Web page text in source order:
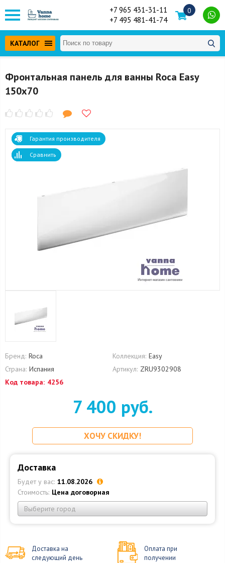
+7 965 431-31-11
+7 495 481-41-74
0
КАТАЛОГ
Фронтальная панель для ванны Roca Easy
150x70
Гарантия производителя
Сравнить
Бренд: Roca Коллекция: Easy
Страна: Испания Артикул: ZRU9302908
Код товара: 4256
7 400 руб.
ХОЧУ СКИДКУ!
Доставка
Будет у вас: 11.08.2026
Стоимость: Цена договорная
Выберите город
Доставка на
следующий день
Оплата при
получении